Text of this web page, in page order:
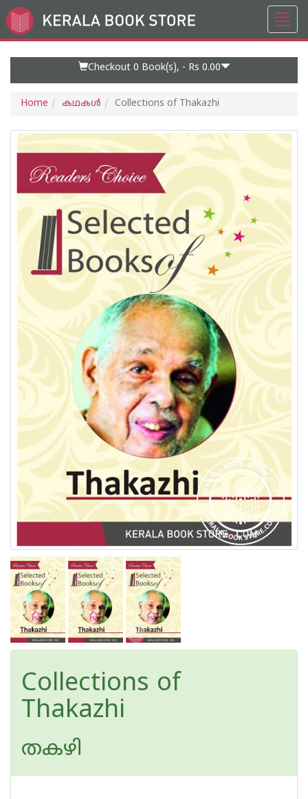
Go
to
Checkout 0 Book(s), - Rs 0.00
Home കഥകള്‍ Collections of Thakazhi
Collections of
Thakazhi
തകഴി